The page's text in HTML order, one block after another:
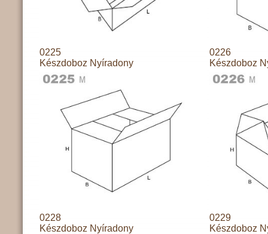
0225
Készdoboz Nyíradony
0226
Készdoboz
0228
Készdoboz Nyíradony
0229
Készdoboz